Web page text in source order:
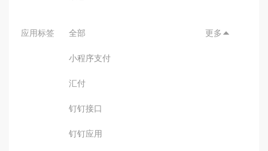
应用标签 全部
小程序支付
汇付
钉钉接口
钉钉应用
更多 